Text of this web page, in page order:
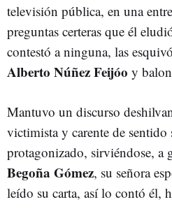
televisión pública, en una
preguntas certeras que él
contestó a ninguna, las
Alberto Núñez Feijóo y
Mantuvo un discurso
victimista y carente de sentido
protagonizado, sirviéndose, a
Begoña Gómez, su señora
leído su carta, así lo contó él,